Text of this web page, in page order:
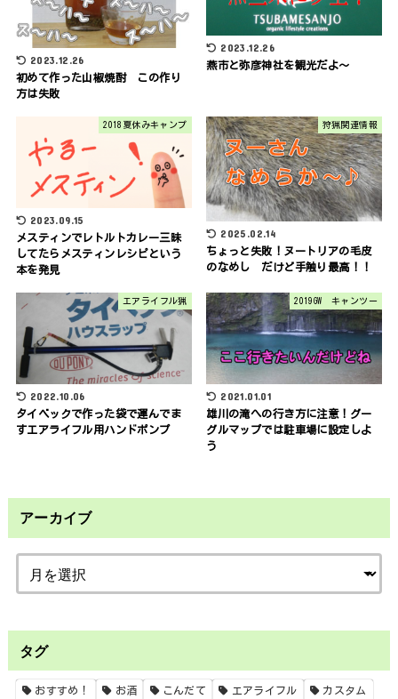
2023.12.26
初めて作った山椒焼酎 この作り
方は失敗
2023.12.26
燕市と弥彦神社を観光だよ～
2018夏休みキャンプ
2023.09.15
メスティンでレトルトカレー三昧
してたらメスティンレシピという
本を発見
狩猟関連情報
2025.02.14
ちょっと失敗！ヌートリアの毛皮
のなめし だけど手触り最高！！
エアライフル猟
2022.10.06
タイベックで作った袋で運んでま
すエアライフル用ハンドポンプ
2019GW キャンツー
2021.01.01
雄川の滝への行き方に注意！グー
グルマップでは駐車場に設定しよ
う
アーカイブ
タグ
おすすめ！ お酒 こんだて エアライフル カスタム